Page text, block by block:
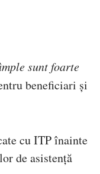
sunt foarte
beneficiari și
cu ITP înainte
de asistență